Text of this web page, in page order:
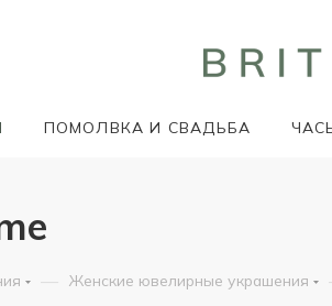
ПОМОЛВКА И СВАДЬБА
— Женские ювелирные украшения